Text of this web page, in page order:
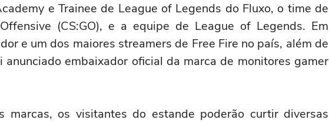
e Trainee de League of Legends do Fluxo, o time de
(CS:GO), e a equipe de League of Legends. Em
e um dos maiores streamers de Free Fire no país, além de
anunciado embaixador oficial da marca de monitores gamer
marcas, os visitantes do estande poderão curtir diversas